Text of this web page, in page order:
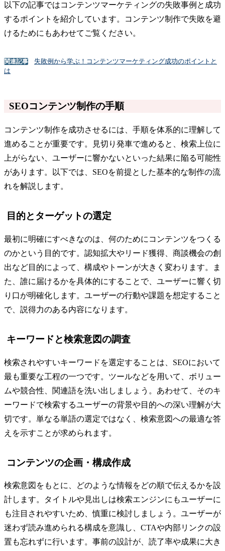
以下の記事ではコンテンツマーケティングの失敗事例と成功
するポイントを紹介しています。コンテンツ制作で失敗を避
けるためにもあわせてご覧ください。
関連記事
失敗例から学ぶ！コンテンツマーケティング成功のポイントと
は
SEOコンテンツ制作の手順
コンテンツ制作を成功させるには、手順を体系的に理解して
進めることが重要です。見切り発車で進めると、検索上位に
上がらない、ユーザーに響かないといった結果に陥る可能性
があります。以下では、SEOを前提とした基本的な制作の流
れを解説します。
目的とターゲットの選定
最初に明確にすべきなのは、何のためにコンテンツをつくる
のかという目的です。認知拡大やリード獲得、商談機会の創
出など目的によって、構成やトーンが大きく変わります。ま
た、誰に届けるかを具体的にすることで、ユーザーに響く切
り口が明確化します。ユーザーの行動や課題を想定すること
で、説得力のある内容になります。
キーワードと検索意図の調査
検索されやすいキーワードを選定することは、SEOにおいて
最も重要な工程の一つです。ツールなどを用いて、ボリュー
ムや競合性、関連語を洗い出しましょう。あわせて、そのキ
ーワードで検索するユーザーの背景や目的への深い理解が大
切です。単なる単語の選定ではなく、検索意図への最適な答
えを示すことが求められます。
コンテンツの企画・構成作成
検索意図をもとに、どのような情報をどの順で伝えるかを設
計します。タイトルや見出しは検索エンジンにもユーザーに
も注目されやすいため、慎重に検討しましょう。ユーザーが
迷わず読み進められる構成を意識し、CTAや内部リンクの設
置も忘れずに行います。事前の設計が、読了率や成果に大き